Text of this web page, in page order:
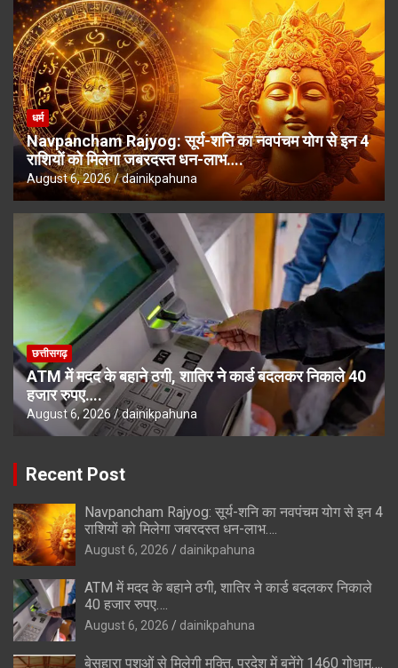
धर्म
Navpancham Rajyog: सूर्य-शनि का नवपंचम योग से इन 4
राशियों को मिलेगा जबरदस्त धन-लाभ….
August 6, 2026 dainikpahuna
छत्तीसगढ़
ATM में मदद के बहाने ठगी, शातिर ने कार्ड बदलकर निकाले 40
हजार रुपए….
August 6, 2026 dainikpahuna
Recent Post
Navpancham Rajyog: सूर्य-शनि का नवपंचम योग से इन 4
राशियों को मिलेगा जबरदस्त धन-लाभ….
August 6, 2026 dainikpahuna
ATM में मदद के बहाने ठगी, शातिर ने कार्ड बदलकर निकाले
40 हजार रुपए….
August 6, 2026 dainikpahuna
बेसहारा पशुओं से मिलेगी मुक्ति, प्रदेश में बनेंगे 1460 गोधाम….